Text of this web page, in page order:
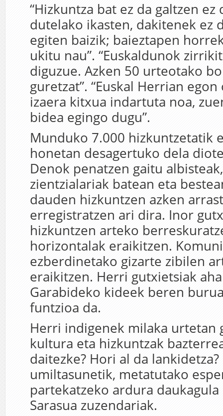
“Hizkuntza bat ez da galtzen ez
dutelako ikasten, dakitenek ez
egiten baizik; baieztapen
ukitu nau”. “Euskaldunok
diguzue. Azken 50 urteotako
guretzat”. “Euskal Herrian
izaera kitxua indartuta noa,
bidea egingo dugu”.
Munduko 7.000 hizkuntzetatik
honetan desagertuko dela
Denok penatzen gaitu
zientzialariak batean eta
dauden hizkuntzen azken
erregistratzen ari dira. Inor
hizkuntzen arteko
horizontalak eraikitzen.
ezberdinetako gizarte zibilen
eraikitzen. Herri gutxietsiak
Garabideko kideek beren
funtzioa da.
Herri indigenek milaka urtetan
kultura eta hizkuntzak
daitezke? Hori al da
umiltasunetik, metatutako
partekatzeko ardura daukagula
Sarasua zuzendariak.